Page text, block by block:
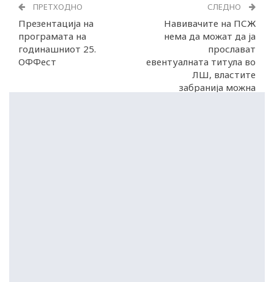
ПРЕТХОДНО
Презентација на
програмата на
годинашниот 25.
ОФФест
СЛЕДНО
Навивачите на ПСЖ
нема да можат да ја
прослават
евентуалната титула во
ЛШ, властите
забранија можна